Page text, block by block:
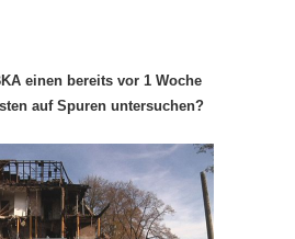
einen bereits vor 1 Woche
auf Spuren untersuchen?